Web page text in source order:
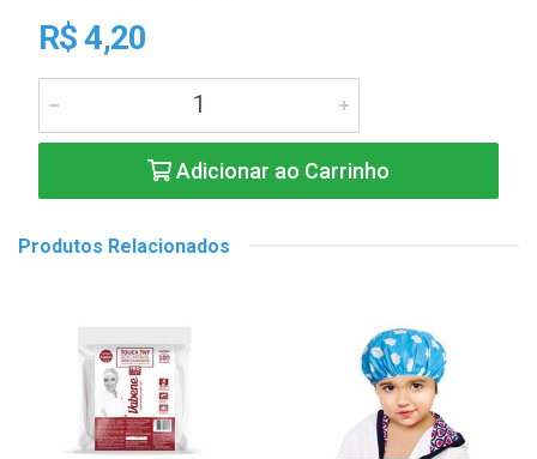
R$ 4,20
Adicionar ao Carrinho
Produtos Relacionados